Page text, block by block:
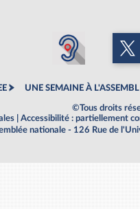
UNE SEMAINE À
©Tous droits
Accessibilité : partiellement
nationale - 126 Rue de